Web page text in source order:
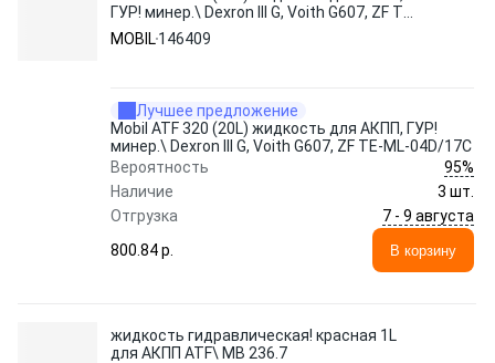
ГУР! минер.\ Dexron III G, Voith G607, ZF TE-
ML-04D/17C
MOBIL146409
Лучшее предложение
Mobil ATF 320 (20L) жидкость для АКПП, ГУР!
минер.\ Dexron III G, Voith G607, ZF TE-ML-04D/17C
Вероятность
95%
Наличие
3 шт.
Отгрузка
7 - 9 августа
800.84 p.
В корзину
жидкость гидравлическая! красная 1L
для АКПП ATF\ MB 236.7